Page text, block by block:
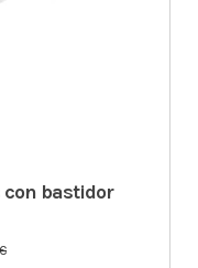
bastidor